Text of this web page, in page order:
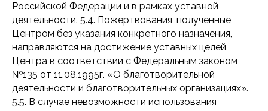
Российской Федерации и в рамках уставной
деятельности. 5.4. Пожертвования, полученные
Центром без указания конкретного назначения,
направляются на достижение уставных целей
Центра в соответствии с Федеральным законом
№135 от 11.08.1995г. «О благотворительной
деятельности и благотворительных организациях».
5.5. В случае невозможности использования
По общим вопросам:
seadobra@gmail.com
Руководитель проекта
seadobra@yandex.ru
Телефон